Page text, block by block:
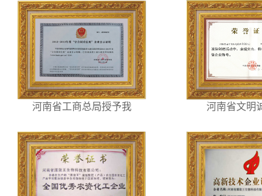
河南省工商总局授予我 河南省文明